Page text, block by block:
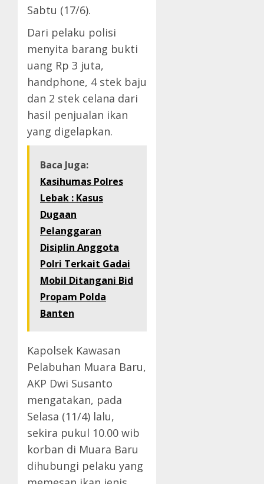
Sabtu (17/6).
Dari pelaku polisi
menyita barang bukti
uang Rp 3 juta,
handphone, 4 stek baju
dan 2 stek celana dari
hasil penjualan ikan
yang digelapkan.
Baca Juga:
Kasihumas Polres
Lebak : Kasus
Dugaan
Pelanggaran
Disiplin Anggota
Polri Terkait Gadai
Mobil Ditangani Bid
Propam Polda
Banten
Kapolsek Kawasan
Pelabuhan Muara Baru,
AKP Dwi Susanto
mengatakan, pada
Selasa (11/4) lalu,
sekira pukul 10.00 wib
korban di Muara Baru
dihubungi pelaku yang